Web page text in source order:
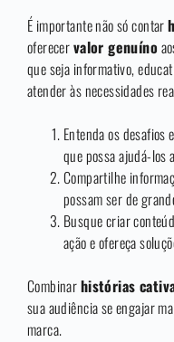
É importante não só contar
oferecervalor genuíno
que seja informativo,
atender às necessidades
Entenda os desafios
que possa ajudá-los
Compartilhe
possam ser de
Busque criar
ação e ofereça
Combinarhistórias
sua audiência se engajar
marca.